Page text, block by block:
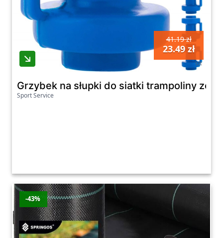
41.19 zł
23.49 zł
szt
Grzybek na słupki do siatki trampoliny
Sport Service
-43%